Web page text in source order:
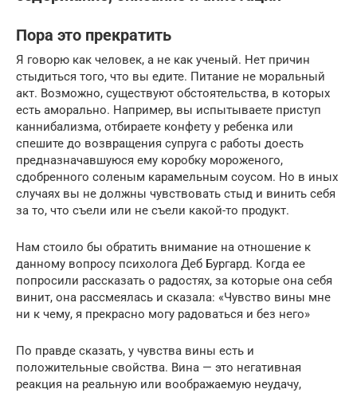
Пора это прекратить
Я говорю как человек, а не как ученый. Нет причин
стыдиться того, что вы едите. Питание не моральный
акт. Возможно, существуют обстоятельства, в которых
есть аморально. Например, вы испытываете приступ
каннибализма, отбираете конфету у ребенка или
спешите до возвращения супруга с работы доесть
предназначавшуюся ему коробку мороженого,
сдобренного соленым карамельным соусом. Но в иных
случаях вы не должны чувствовать стыд и винить себя
за то, что съели или не съели какой-то продукт.
Нам стоило бы обратить внимание на отношение к
данному вопросу психолога Деб Бургард. Когда ее
попросили рассказать о радостях, за которые она себя
винит, она рассмеялась и сказала: «Чувство вины мне
ни к чему, я прекрасно могу радоваться и без него»
По правде сказать, у чувства вины есть и
положительные свойства. Вина — это негативная
реакция на реальную или воображаемую неудачу,